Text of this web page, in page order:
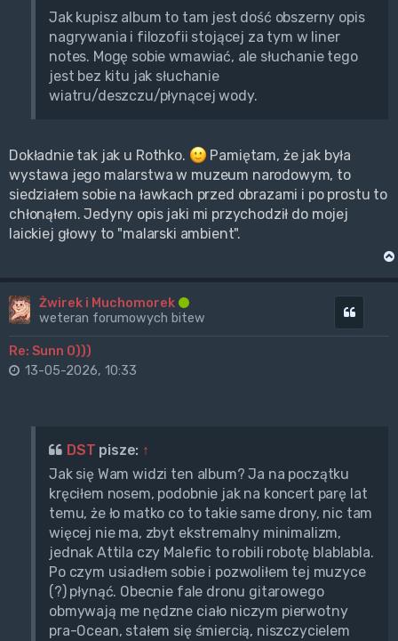
Jak kupisz album to tam jest dość obszerny opis
nagrywania i filozofii stojącej za tym w liner
notes. Mogę sobie wmawiać, ale słuchanie tego
jest bez kitu jak słuchanie
wiatru/deszczu/płynącej wody.
Dokładnie tak jak u Rothko.
Pamiętam, że jak była
wystawa jego malarstwa w muzeum narodowym, to
siedziałem sobie na ławkach przed obrazami i po prostu to
chłonąłem. Jedyny opis jaki mi przychodził do mojej
laickiej głowy to "malarski ambient".
Żwirek i Muchomorek
weteran forumowych bitew
Re: Sunn O)))
13-05-2026, 10:33
DST pisze: ↑
Jak się Wam widzi ten album? Ja na początku
kręciłem nosem, podobnie jak na koncert parę lat
temu, że ło matko co to takie same drony, nic tam
więcej nie ma, zbyt ekstremalny minimalizm,
jednak Attila czy Malefic to robili robotę blablabla.
Po czym usiadłem sobie i pozwoliłem tej muzyce
(?) płynąć. Obecnie fale dronu gitarowego
obmywają me nędzne ciało niczym pierwotny
pra-Ocean, stałem się śmiercią, niszczycielem